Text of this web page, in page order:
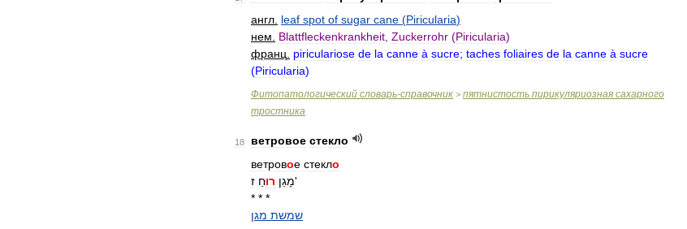
англ leaf spot of sugar cane (Piricularia)
нем
Blattfleckenkrankheit Zuckerrohr (Piricularia)
франц
piriculariose de la canne à sucre; taches foliaires de la canne à sucre
(Piricularia)
Фитопатологический словарь-справочник > пятнистость пирикуляриозная сахарного
тростника
18 ветровое стекло
ветровое стекло
מָגֵן רוּחַ ז
'
* * *
שמשת מגן